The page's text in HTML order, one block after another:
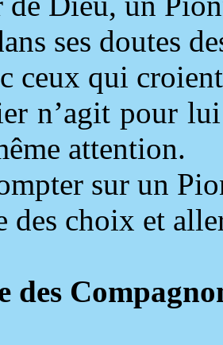
ses doutes
ceux qui
n’agit pour
attention.
sur un
des choix et
des